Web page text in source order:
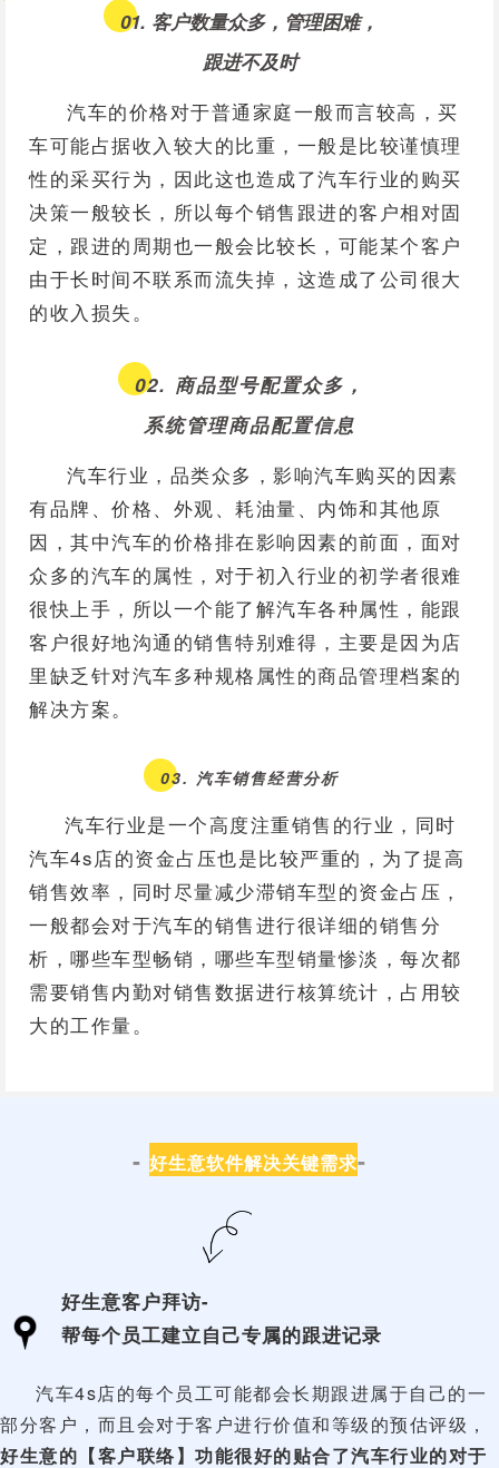
01. 客户数量众多，管理困难，
跟进不及时
汽车的价格对于普通家庭一般而言较高，买
车可能占据收入较大的比重，一般是比较谨慎理
性的采买行为，因此这也造成了汽车行业的购买
决策一般较长，所以每个销售跟进的客户相对固
定，跟进的周期也一般会比较长，可能某个客户
由于长时间不联系而流失掉，这造成了公司很大
的收入损失。
02. 商品型号配置众多，
系统管理商品配置信息
汽车行业，品类众多，影响汽车购买的因素
有品牌、价格、外观、耗油量、内饰和其他原
因，其中汽车的价格排在影响因素的前面，面对
众多的汽车的属性，对于初入行业的初学者很难
很快上手，所以一个能了解汽车各种属性，能跟
客户很好地沟通的销售特别难得，主要是因为店
里缺乏针对汽车多种规格属性的商品管理档案的
解决方案。
03. 汽车销售经营分析
汽车行业是一个高度注重销售的行业，同时
汽车4s店的资金占压也是比较严重的，为了提高
销售效率，同时尽量减少滞销车型的资金占压，
一般都会对于汽车的销售进行很详细的销售分
析，哪些车型畅销，哪些车型销量惨淡，每次都
需要销售内勤对销售数据进行核算统计，占用较
大的工作量。
- 好生意软件解决关键需求-
好生意客户拜访-
帮每个员工建立自己专属的跟进记录
汽车4s店的每个员工可能都会长期跟进属于自己的一
部分客户，而且会对于客户进行价值和等级的预估评级，
好生意的【客户联络】功能很好的贴合了汽车行业的对于